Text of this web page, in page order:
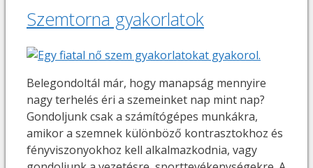
Szemtorna gyakorlatok
Belegondoltál már, hogy manapság mennyire
nagy terhelés éri a szemeinket nap mint nap?
Gondoljunk csak a számítógépes munkákra,
amikor a szemnek különböző kontrasztokhoz és
fényviszonyokhoz kell alkalmazkodnia, vagy